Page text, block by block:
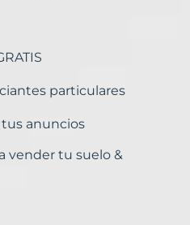
particulares
tus anuncios
vender tu suelo &